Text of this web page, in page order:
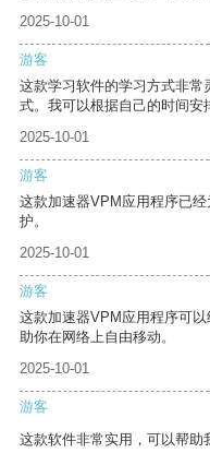
2025-10-01
游客
这款学习软件的学习方式非
式。我可以根据自己的时间安
2025-10-01
游客
这款加速器VPM应用程序已
护。
2025-10-01
游客
这款加速器VPM应用程序可
助你在网络上自由移动。
2025-10-01
游客
这款软件非常实用，可以帮助